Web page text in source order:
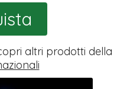
altri prodotti della